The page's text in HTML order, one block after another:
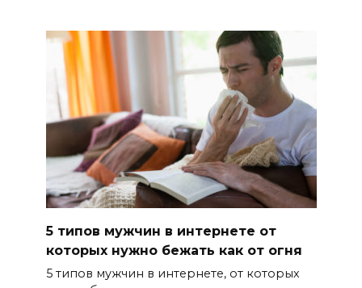
5 типов мужчин в интернете от
которых нужно бежать как от огня
5 типов мужчин в интернете, от которых